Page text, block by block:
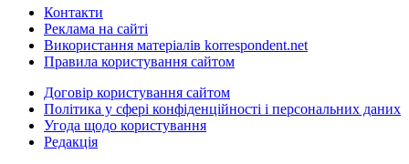
Контакти
Реклама на сайті
Використання матеріалів korrespondent.net
Правила користування сайтом
Договір користування сайтом
Політика у сфері конфіденційності і персональних даних
Угода щодо користування
Редакція